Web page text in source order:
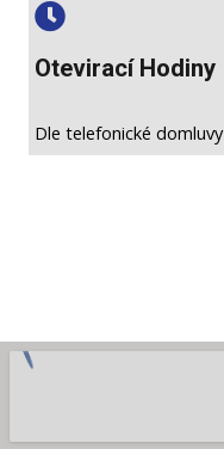
Otevirací Hodiny
Dle telefonické domluvy